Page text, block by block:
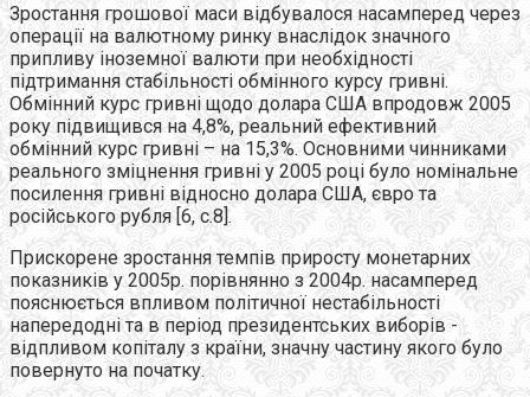
Зростання грошової маси відбувалося насамперед через
операції на валютному ринку внаслідок значного
припливу іноземної валюти при необхідності
підтримання стабільності обмінного курсу гривні.
Обмінний курс гривні щодо долара США впродовж 2005
року підвищився на 4,8%, реальний ефективний
обмінний курс гривні – на 15,3%. Основними чинниками
реального зміцнення гривні у 2005 році було номінальне
посилення гривні відносно долара США, євро та
російського рубля [6, с.8].
Прискорене зростання темпів приросту монетарних
показників у 2005р. порівнянно з 2004р. насамперед
пояснюється впливом політичної нестабільності
напередодні та в період президентських виборів -
відпливом копіталу з країни, значну частину якого було
повернуто на початку.